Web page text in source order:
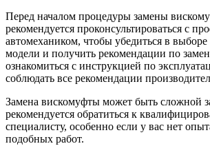
Перед началом процедуры замены
рекомендуется проконсультироваться с
автомехаником, чтобы убедиться в
модели и получить рекомендации по
ознакомиться с инструкцией по
соблюдать все рекомендации
Замена вискомуфты может быть сложной
рекомендуется обратиться к
специалисту, особенно если у вас нет
подобных работ.